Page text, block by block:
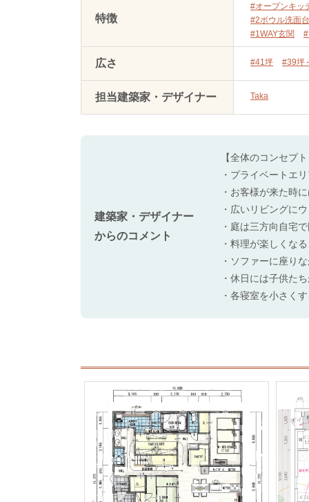
特徴
#オープンキッ
#2ボウル洗面台
#1WAY玄関
広さ #41坪 #39坪
担当建築家・デザイナー Taka
建築家・デザイナー
からのコメント
【全体のコンセプ
・プライベートエ
・お客様が来た時
・広いリビングに
・庭は三方向自宅
・料理が楽しくな
・ソファーに座り
・休日には子供た
・各寝室を小さく